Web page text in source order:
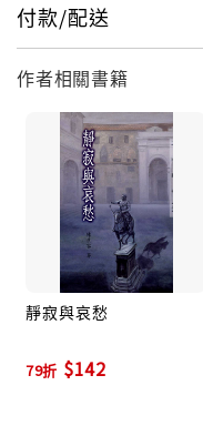
付款/配送
作者相關書籍
靜寂與哀愁
79折 $142